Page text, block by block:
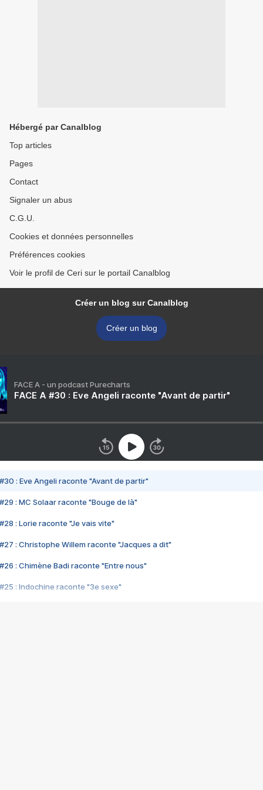
Hébergé par Canalblog
Top articles
Pages
Contact
Signaler un abus
C.G.U.
Cookies et données personnelles
Préférences cookies
Voir le profil de Ceri sur le portail Canalblog
Créer un blog sur Canalblog
Créer un blog
FACE A - un podcast Purecharts
FACE A #30 : Eve Angeli raconte "Avant de partir"
#30 : Eve Angeli raconte "Avant de partir"
#29 : MC Solaar raconte "Bouge de là"
#28 : Lorie raconte "Je vais vite"
#27 : Christophe Willem raconte "Jacques a dit"
#26 : Chimène Badi raconte "Entre nous"
#25 : Indochine raconte "3e sexe"